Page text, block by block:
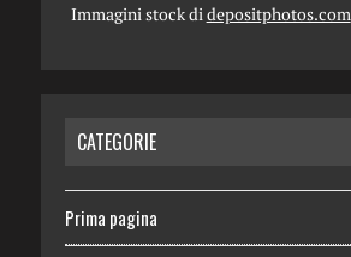
Immagini stock di depositphotos.com
CATEGORIE
Prima pagina